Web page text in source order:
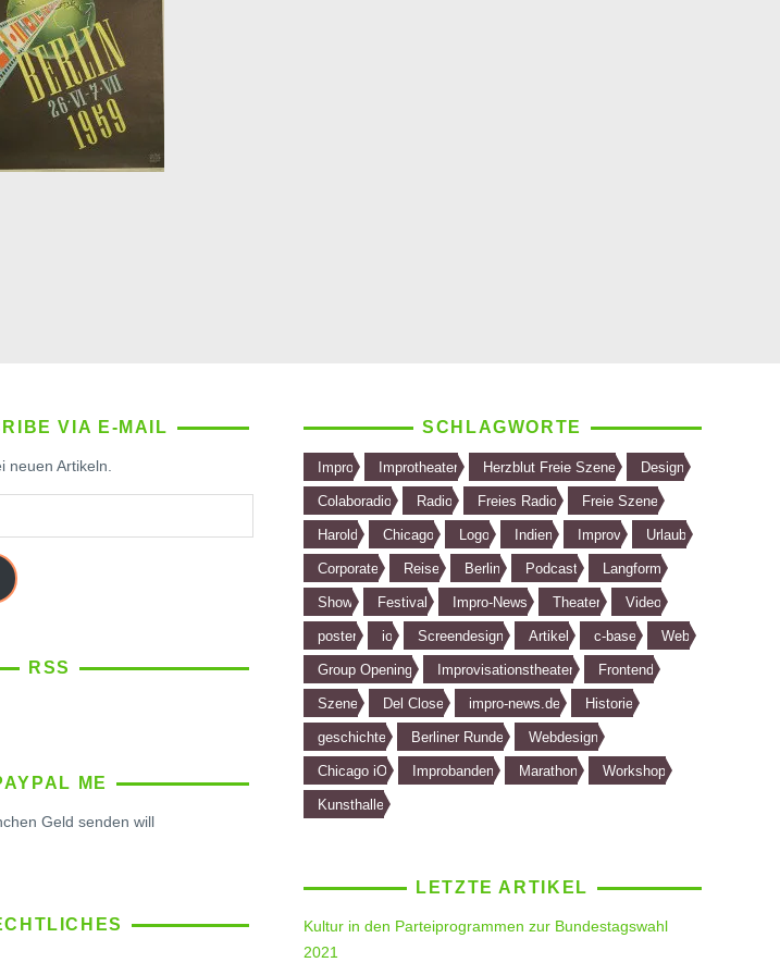
VIA E-MAIL
neuen Artikeln.
RSS
ME
Geld senden will
SCHLAGWORTE
Impro Improtheater Herzblut Freie Szene Design
Colaboradio Radio Freies Radio Freie Szene
Harold Chicago Logo Indien Improv Urlaub
Corporate Reise Berlin Podcast Langform
Show Festival Impro-News Theater Video
poster io Screendesign Artikel c-base Web
Group Opening Improvisationstheater Frontend
Szene Del Close impro-news.de Historie
geschichte Berliner Runde Webdesign
Chicago iO Improbanden Marathon Workshop
Kunsthalle
LETZTE ARTIKEL
Kultur in den Parteiprogrammen zur Bundestagswahl
2021